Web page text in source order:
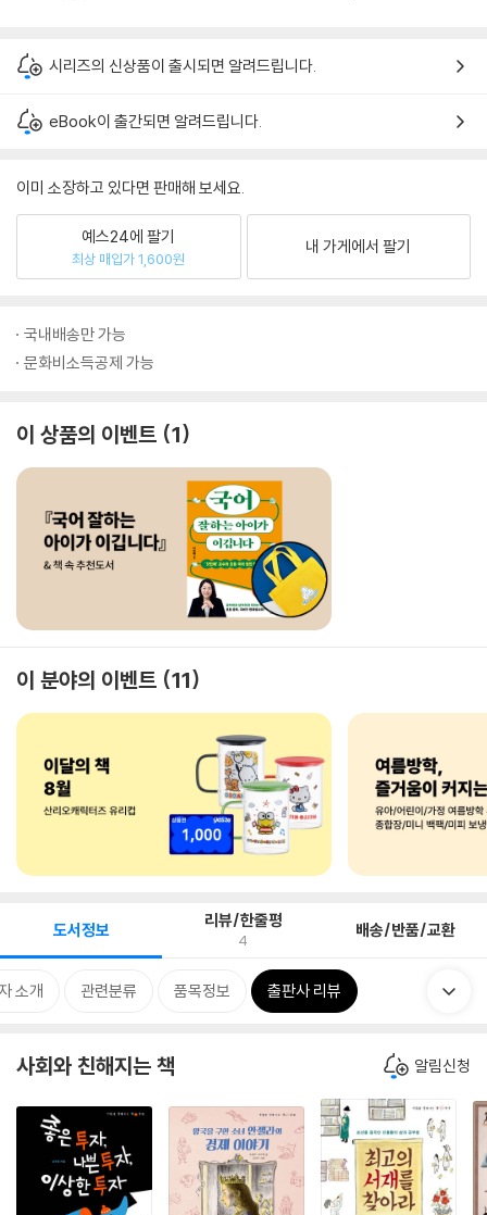
시리즈의 신상품이 출시되면 알려드립니다.
eBook이 출간되면 알려드립니다.
이미 소장하고 있다면 판매해 보세요.
예스24에 팔기
최상 매입가 1,600원
내 가게에서 팔기
국내배송만 가능
문화비소득공제 가능
이 상품의 이벤트 1
이 분야의 이벤트 11
도서정보 리뷰/한줄평
4 배송/반품/교환
소개 관련분류 품목정보 출판사 리뷰
사회와 친해지는 책 알림신청